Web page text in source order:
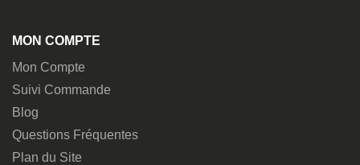
MON COMPTE
Mon Compte
Suivi Commande
Blog
Questions Fréquentes
Plan du Site